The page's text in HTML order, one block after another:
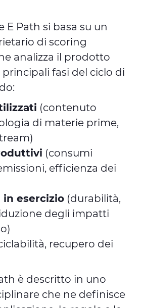
E Path si basa su un
di scoring
analizza il prodotto
fasi del ciclo di
(contenuto
di materie prime,
(consumi
efficienza dei
in esercizio (durabilità,
degli impatti
recupero dei
è descritto in uno
che ne definisce